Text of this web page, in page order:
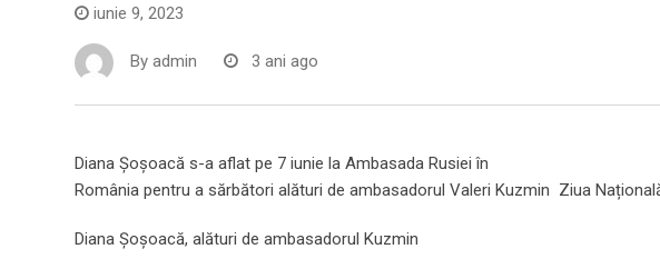
iunie 9, 2023
By admin 3 ani ago
Diana Șoșoacă s-a aflat pe 7 iunie la Ambasada Rusiei în
România pentru a sărbători alături de ambasadorul Valeri Kuzmin Ziua
Diana Șoșoacă, alături de ambasadorul Kuzmin